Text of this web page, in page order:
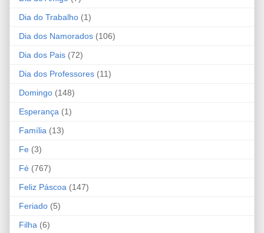
Dia do Trabalho (1)
Dia dos Namorados (106)
Dia dos Pais (72)
Dia dos Professores (11)
Domingo (148)
Esperança (1)
Família (13)
Fe (3)
Fé (767)
Feliz Páscoa (147)
Feriado (5)
Filha (6)